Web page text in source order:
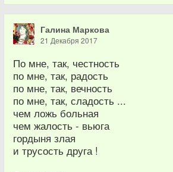
Галина Маркова
21 Декабря 2017
По мне, так, честность
по мне, так, радость
по мне, так, вечность
по мне, так, сладость ...
чем ложь больная
чем жалость - вьюга
гордыня злая
и трусость друга !